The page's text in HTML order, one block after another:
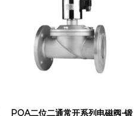
POA二位二通常开系列电磁阀-锻